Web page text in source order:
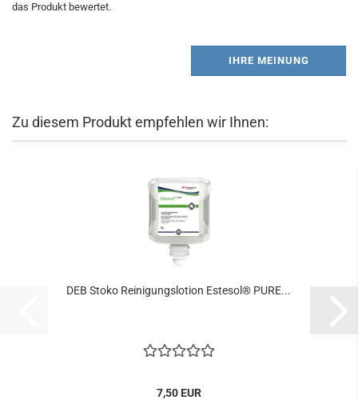
das Produkt bewertet.
IHRE MEINUNG
Zu diesem Produkt empfehlen wir Ihnen:
DEB Stoko Reinigungslotion Estesol® PURE...
7,50 EUR